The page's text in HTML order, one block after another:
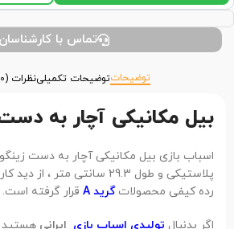
تماس با کارشناسان
توضیحاتتوضیحات تکمیلینظرات (0)
بیل مکانیکی آچار به
اسباب بازی بیل مکانیکی آچار به دست زینگو
پلاستیکی و طول 29.3 سانتی متر
رده کیفی محصولاتگرید A قرار گرفته است.
اگر بدنبال تولیدی اسباب بازی ایرانی هستید